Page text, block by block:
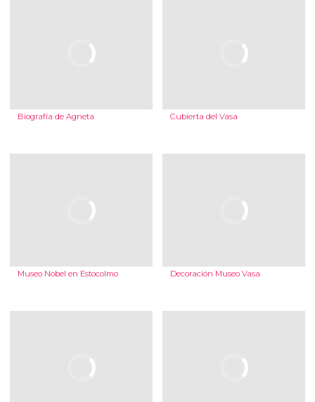
Biografía de Agneta Cubierta del Vasa
Museo Nobel en Estocolmo Decoración Museo Vasa